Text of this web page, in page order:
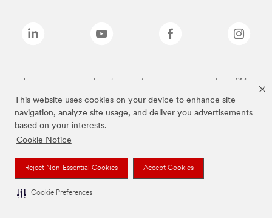
This website uses cookies on your device to enhance site
navigation, analyze site usage, and deliver you advertisements
based on your interests.
Cookie Notice
Reject Non-Essential Cookies Accept Cookies
Cookie Preferences
Las marcas mencionadas anteriormente son marcas comerciales de 3M.